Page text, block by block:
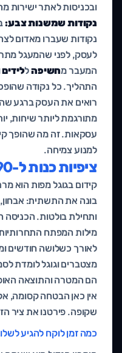
ובכניסות לאתר ישירות
נקודות שמשנות צבע:
נקודות שעברו מאדום
לעסק, לפני שהמעגל
המעבר מחשיפהללידים
התהליך. כל נקודה
רואים את העסק ברגע
מתורגמת ליותר שיחות,
עסקאות. זה מה שהופך
למנוע צמיחה.
ציפיות כנות ל-90 יום
קידום בגוגל מפות הוא
בונה את התשתית:
ותחילת בולטות.
מילות המפתח
לאורך כשלושה חודשים
מצטברים וגוגל לומדת
הם המטרה והתוצאה
אין כאן הבטחה קסומה,
שקופה. פירטנו את ציר
כמה זמן לוקח להגיע